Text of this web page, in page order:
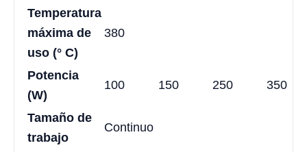
Temperatura
máxima de
uso (° C)
380
Potencia
(W)
100 150 250 350
Tamaño de
trabajo
Continuo